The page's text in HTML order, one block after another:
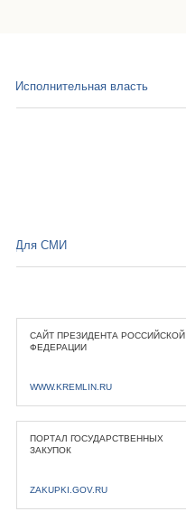
Исполнительная власть
Для СМИ
САЙТ ПРЕЗИДЕНТА РОССИЙСКОЙ
ФЕДЕРАЦИИ
WWW.KREMLIN.RU
ПОРТАЛ ГОСУДАРСТВЕННЫХ
ЗАКУПОК
ZAKUPKI.GOV.RU